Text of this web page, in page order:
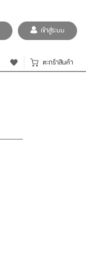
เข้าสู่ระบบ
ตะกร้าสินค้า